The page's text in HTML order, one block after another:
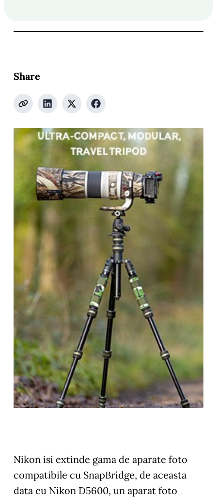
Share
Nikon isi extinde gama de aparate foto
compatibile cu SnapBridge, de aceasta
data cu Nikon D5600, un aparat foto